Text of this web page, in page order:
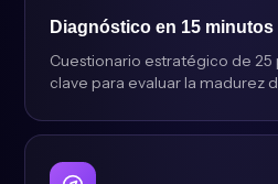
Diagnóstico en 15 minutos
Cuestionario estratégico de 25
clave para evaluar la madurez